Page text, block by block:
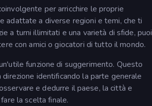
per arricchire le proprie
adattate a diverse regioni e temi, che ti
a turni illimitati e una varietà di sfide, puoi
con amici o giocatori di tutto il mondo.
funzione di suggerimento. Questo
identificando la parte generale
e dedurre il paese, la città e
la scelta finale.